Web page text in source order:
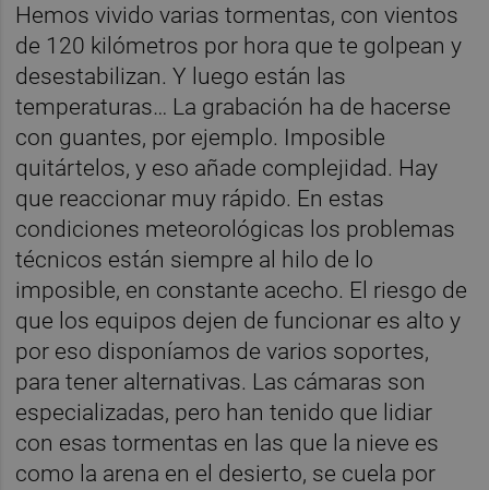
Hemos vivido varias tormentas, con vientos
de 120 kilómetros por hora que te golpean y
desestabilizan. Y luego están las
temperaturas… La grabación ha de hacerse
con guantes, por ejemplo. Imposible
quitártelos, y eso añade complejidad. Hay
que reaccionar muy rápido. En estas
condiciones meteorológicas los problemas
técnicos están siempre al hilo de lo
imposible, en constante acecho. El riesgo de
que los equipos dejen de funcionar es alto y
por eso disponíamos de varios soportes,
para tener alternativas. Las cámaras son
especializadas, pero han tenido que lidiar
con esas tormentas en las que la nieve es
como la arena en el desierto, se cuela por